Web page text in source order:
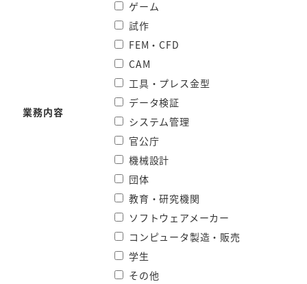
業務内容
ゲーム
試作
FEM・CFD
CAM
工具・プレス金型
データ検証
システム管理
官公庁
機械設計
団体
教育・研究機関
ソフトウェアメーカー
コンピュータ製造・販売
学生
その他